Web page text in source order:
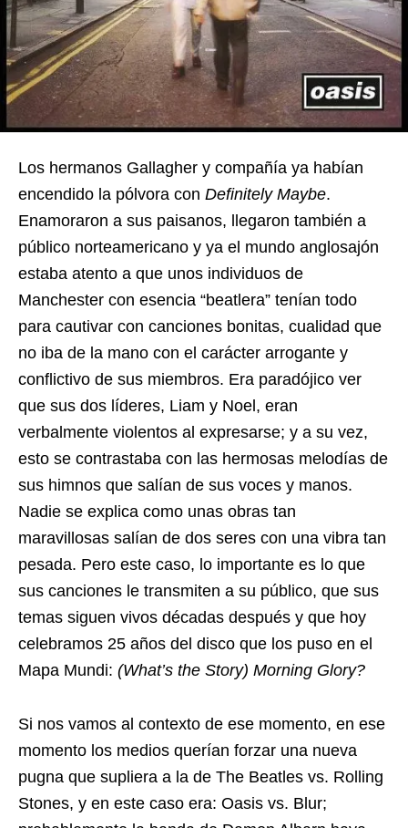
Los hermanos Gallagher y compañía ya habían
encendido la pólvora con Definitely Maybe.
Enamoraron a sus paisanos, llegaron también a
público norteamericano y ya el mundo anglosajón
estaba atento a que unos individuos de
Manchester con esencia “beatlera” tenían todo
para cautivar con canciones bonitas, cualidad que
no iba de la mano con el carácter arrogante y
conflictivo de sus miembros. Era paradójico ver
que sus dos líderes, Liam y Noel, eran
verbalmente violentos al expresarse; y a su vez,
esto se contrastaba con las hermosas melodías de
sus himnos que salían de sus voces y manos.
Nadie se explica como unas obras tan
maravillosas salían de dos seres con una vibra tan
pesada. Pero este caso, lo importante es lo que
sus canciones le transmiten a su público, que sus
temas siguen vivos décadas después y que hoy
celebramos 25 años del disco que los puso en el
Mapa Mundi: (What’s the Story) Morning Glory?
Si nos vamos al contexto de ese momento, en ese
momento los medios querían forzar una nueva
pugna que supliera a la de The Beatles vs. Rolling
Stones, y en este caso era: Oasis vs. Blur;